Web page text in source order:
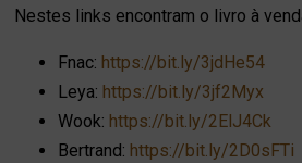
Nestes links encontram o livro à
Fnac: https://bit.ly/3jdHe54
Leya: https://bit.ly/3jf2Myx
Wook: https://bit.ly/2ElJ4Ck
Bertrand: https://bit.ly/2D0sFTi